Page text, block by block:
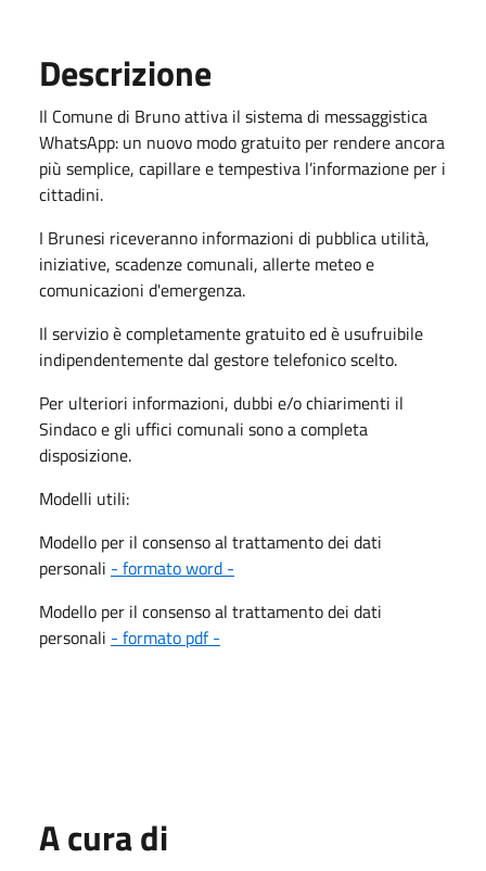
Descrizione
Il Comune di Bruno attiva il sistema di messaggistica
WhatsApp: un nuovo modo gratuito per rendere ancora
più semplice, capillare e tempestiva l’informazione per i
cittadini.
I Brunesi riceveranno informazioni di pubblica utilità,
iniziative, scadenze comunali, allerte meteo e
comunicazioni d'emergenza.
Il servizio è completamente gratuito ed è usufruibile
indipendentemente dal gestore telefonico scelto.
Per ulteriori informazioni, dubbi e/o chiarimenti il
Sindaco e gli uffici comunali sono a completa
disposizione.
Modelli utili:
Modello per il consenso al trattamento dei dati
personali - formato word -
Modello per il consenso al trattamento dei dati
personali - formato pdf -
A cura di